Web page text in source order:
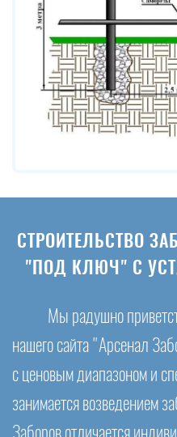
СТРОИТЕЛЬСТВО
"ПОД КЛЮЧ" С
Мы радушно
нашего сайта "Арсенал
с ценовым диапазоном и
занимается возведением
Заборов отличается